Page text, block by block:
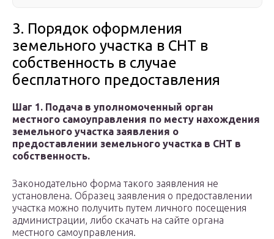
3. Порядок оформления
земельного участка в СНТ в
собственность в случае
бесплатного предоставления
Шаг 1. Подача в уполномоченный орган
местного самоуправления по месту нахождения
земельного участка заявления о
предоставлении земельного участка в СНТ в
собственность.
Законодательно форма такого заявления не
установлена. Образец заявления о предоставлении
участка можно получить путем личного посещения
администрации, либо скачать на сайте органа
местного самоуправления.